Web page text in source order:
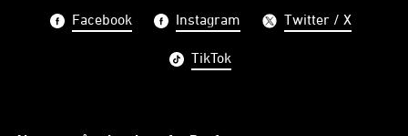
Facebook Instagram Twitter / X
TikTok